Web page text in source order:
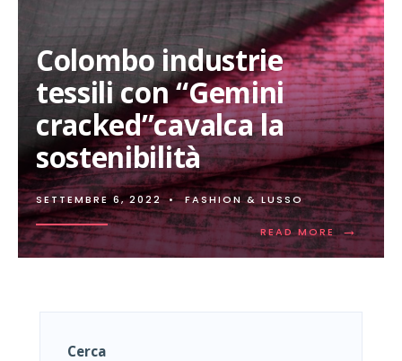
Colombo industrie
tessili con “Gemini
cracked”cavalca la
sostenibilità
SETTEMBRE 6, 2022 • FASHION & LUSSO
READ MORE →
READ
MORE:
CON
Cerca